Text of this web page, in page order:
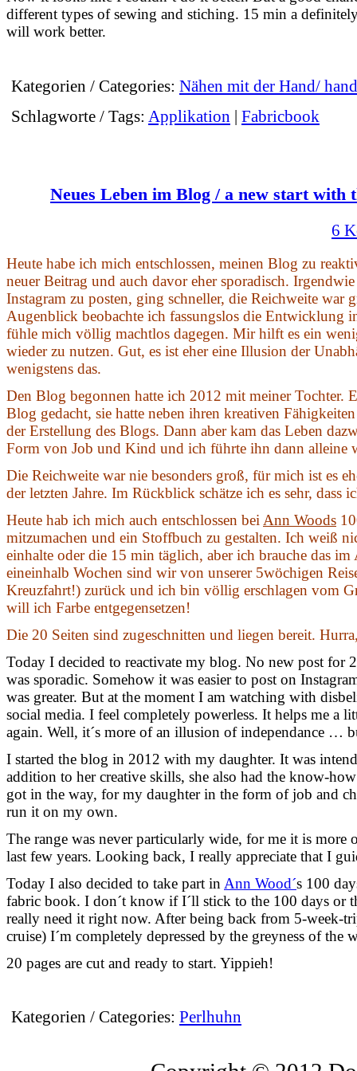
different types of sewing and stiching. 15 min a
will work better.
Kategorien / Categories: Nähen mit der Hand/
Schlagworte / Tags: Applikation | Fabricbook
Neues Leben im Blog / a new start with
6
Heute habe ich mich entschlossen, meinen Blog zu
neuer Beitrag und auch davor eher sporadisch.
Instagram zu posten, ging schneller, die Reichweite war
Augenblick beobachte ich fassungslos die Entwicklung
fühle mich völlig machtlos dagegen. Mir hilft es ein
wieder zu nutzen. Gut, es ist eher eine Illusion der
wenigstens das.
Den Blog begonnen hatte ich 2012 mit meiner Tochter.
Blog gedacht, sie hatte neben ihren kreativen
der Erstellung des Blogs. Dann aber kam das Leben
Form von Job und Kind und ich führte ihn dann alleine
Die Reichweite war nie besonders groß, für mich ist es
der letzten Jahre. Im Rückblick schätze ich es sehr, dass
Heute hab ich mich auch entschlossen beiAnn Woods
mitzumachen und ein Stoffbuch zu gestalten. Ich weiß
einhalte oder die 15 min täglich, aber ich brauche das
eineinhalb Wochen sind wir von unserer 5wöchigen
Kreuzfahrt!) zurück und ich bin völlig erschlagen vom
will ich Farbe entgegensetzen!
Die 20 Seiten sind zugeschnitten und liegen bereit.
Today I decided to reactivate my blog. No new post for
was sporadic. Somehow it was easier to post on
was greater. But at the moment I am watching with
social media. I feel completely powerless. It helps me a
again. Well, it´s more of an illusion of independance …
I started the blog in 2012 with my daughter. It was
addition to her creative skills, she also had the know-
got in the way, for my daughter in the form of job and
run it on my own.
The range was never particularly wide, for me it is more
last few years. Looking back, I really appreciate that I
Today I also decided to take part inAnn Wood´s 100
fabric book. I don´t know if I´ll stick to the 100 days or
really need it right now. After being back from 5-week-
cruise) I´m completely depressed by the greyness of the
20 pages are cut and ready to start. Yippieh!
Kategorien / Categories: Perlhuhn